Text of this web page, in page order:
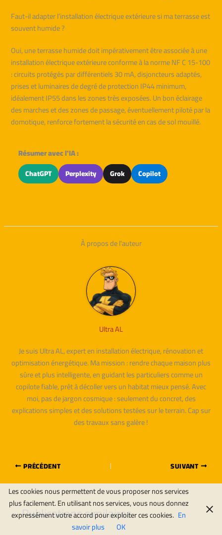
Faut-il adapter l’installation électrique extérieure si ma terrasse est
souvent humide ?
Oui, une terrasse humide doit impérativement être associée à une
installation électrique extérieure conforme à la norme NF C 15-100
: circuits protégés par différentiels 30 mA, disjoncteurs adaptés,
prises et luminaires de degré de protection IP44 minimum,
idéalement IP55 dans les zones très exposées. Un bon éclairage
des marches et des zones de passage, éventuellement piloté par la
domotique, renforce fortement la sécurité en cas de sol mouillé.
Résumer avec l'IA :
ChatGPT Perplexity Grok Copilot
À propos de l'auteur
Ultra AL
Je suis Ultra AL, expert en installation électrique, rénovation et
optimisation énergétique. Ma mission : rendre chaque maison plus
sûre et plus intelligente, en guidant les particuliers comme un
copilote fiable, prêt à décoller vers un habitat mieux pensé. Avec
moi, pas de jargon cosmique : seulement du concret, des
explications simples et des solutions testées sur le terrain. Cap sur
des travaux sans galère !
PRÉCÉDENT SUIVANT
Publications similaires
Les cookies nous permettent de vous proposer nos services
plus facilement. En utilisant nos services, vous nous donnez
expressément votre accord pour exploiter ces cookies. En
savoir plus
OK